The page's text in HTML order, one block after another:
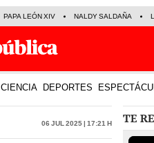
PAPA LEÓN XIV NALDY SALDAÑA
CIENCIA DEPORTES
06 Jul 2025 | 17:21 h TE